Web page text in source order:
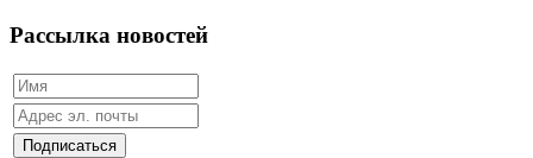
Рассылка новостей